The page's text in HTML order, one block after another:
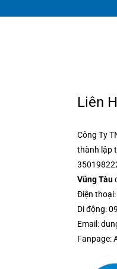
Liên
Công Ty
thành lập
Vũng Tàu
Điện
Di động:
Email:
Fanpage: